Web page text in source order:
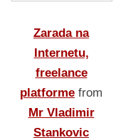
Zarada na
Internetu,
freelance
platforme from
Mr Vladimir
Stankovic